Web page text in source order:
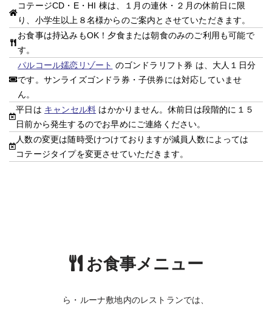
コテージCD・E・HI 棟は、１月の連休・２月の休前日に限
り、小学生以上８名様からのご案内とさせていただきます。
お食事は持込みもOK！夕食または朝食のみのご利用も可能で
す。
パルコール嬬恋リゾート のゴンドラリフト券 は、大人１日分
です。サンライズゴンドラ券・子供券には対応していませ
ん。
平日は キャンセル料 はかかりません。休前日は段階的に１５
日前から発生するのでお早めにご連絡ください。
人数の変更は随時受けつけておりますが減員人数によっては
コテージタイプを変更させていただきます。
お食事メニュー
ら・ルーナ敷地内のレストランでは、